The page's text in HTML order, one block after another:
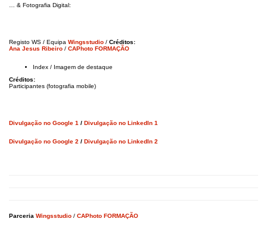
… & Fotografia Digital:
Registo WS / Equipa Wingsstudio / Créditos:
Ana Jesus Ribeiro / CAPhoto FORMAÇÃO
Index / Imagem de destaque
Créditos:
Participantes (fotografia mobile)
Divulgação no Google 1 / Divulgação no LinkedIn 1
Divulgação no Google 2 / Divulgação no LinkedIn 2
Parceria Wingsstudio / CAPhoto FORMAÇÃO